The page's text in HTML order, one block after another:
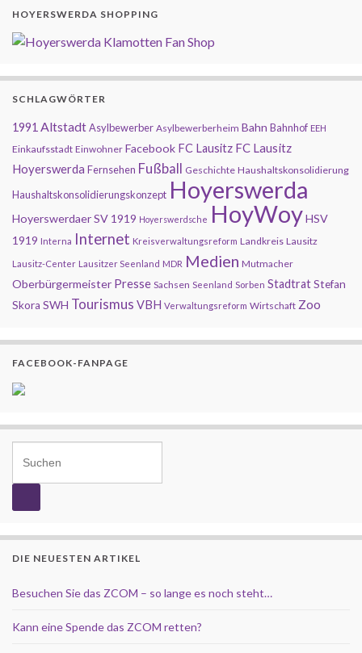
HOYERSWERDA SHOPPING
SCHLAGWÖRTER
1991 AltstadtAsylbewerber Asylbewerberheim Bahn Bahnhof EEH
Einkaufsstadt Einwohner Facebook FC Lausitz FC Lausitz
Hoyerswerda Fernsehen Fußball Geschichte Haushaltskonsolidierung
Haushaltskonsolidierungskonzept Hoyerswerda
Hoyerswerdaer SV 1919 Hoyerswerdsche HoyWoyHSV
1919 Interna Internet Kreisverwaltungsreform Landkreis Lausitz
Lausitz-Center Lausitzer Seenland MDR Medien Mutmacher
Oberbürgermeister Presse Sachsen Seenland Sorben StadtratStefan
Skora SWH Tourismus VBH Verwaltungsreform Wirtschaft Zoo
FACEBOOK-FANPAGE
DIE NEUESTEN ARTIKEL
Besuchen Sie das ZCOM – so lange es noch steht…
Kann eine Spende das ZCOM retten?